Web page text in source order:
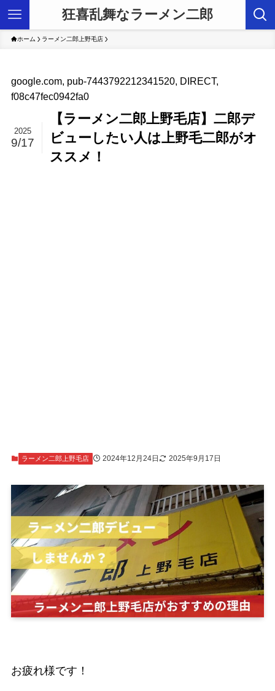
狂喜乱舞なラーメン二郎
ホーム ラーメン二郎上野毛店
google.com, pub-7443792212341520, DIRECT,
f08c47fec0942fa0
【ラーメン二郎上野毛店】二郎デ
ビューしたい人は上野毛二郎がオ
ススメ！
2025
9/17
ラーメン二郎上野毛店 2024年12月24日 2025年9月17日
お疲れ様です！